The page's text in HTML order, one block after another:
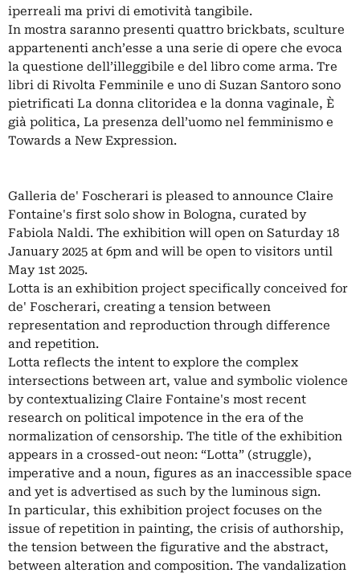
iperreali ma privi di emotività tangibile.
In mostra saranno presenti quattro brickbats, sculture
appartenenti anch’esse a una serie di opere che evoca
la questione dell’illeggibile e del libro come arma. Tre
libri di Rivolta Femminile e uno di Suzan Santoro sono
pietrificati La donna clitoridea e la donna vaginale, È
già politica, La presenza dell’uomo nel femminismo e
Towards a New Expression.
Galleria de' Foscherari is pleased to announce Claire
Fontaine's first solo show in Bologna, curated by
Fabiola Naldi. The exhibition will open on Saturday 18
January 2025 at 6pm and will be open to visitors until
May 1st 2025.
Lotta is an exhibition project specifically conceived for
de' Foscherari, creating a tension between
representation and reproduction through difference
and repetition.
Lotta reflects the intent to explore the complex
intersections between art, value and symbolic violence
by contextualizing Claire Fontaine's most recent
research on political impotence in the era of the
normalization of censorship. The title of the exhibition
appears in a crossed-out neon: “Lotta” (struggle),
imperative and a noun, figures as an inaccessible space
and yet is advertised as such by the luminous sign.
In particular, this exhibition project focuses on the
issue of repetition in painting, the crisis of authorship,
the tension between the figurative and the abstract,
between alteration and composition. The vandalization